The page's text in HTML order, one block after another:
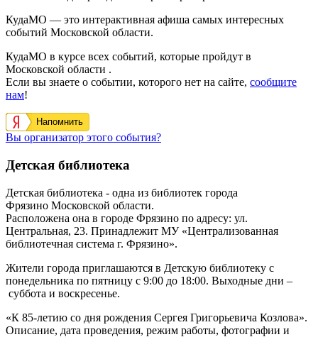
КудаМО — это интерактивная афиша самых интересных
событий Московской области.
КудаМО в курсе всех событий, которые пройдут в
Московской области .
Если вы знаете о событии, которого нет на сайте, сообщите
нам!
Напомнить
Вы организатор этого события?
Детская библиотека
Детская библиотека - одна из библиотек города
Фрязино Московской области.
Расположена она в городе Фрязино по адресу: ул.
Центральная, 23. Принадлежит МУ «Централизованная
библиотечная система г. Фрязино».
Жители города приглашаются в Детскую библиотеку с
понедельника по пятницу с 9:00 до 18:00. Выходные дни –
суббота и воскресенье.
«К 85-летию со дня рождения Сергея Григорьевича Козлова».
Описание, дата проведения, режим работы, фотографии и